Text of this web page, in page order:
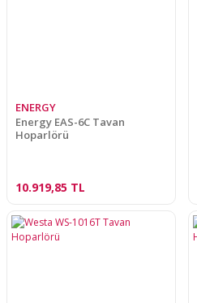
ENERGY
Energy EAS-6C Tavan
Hoparlörü
10.919,85 TL